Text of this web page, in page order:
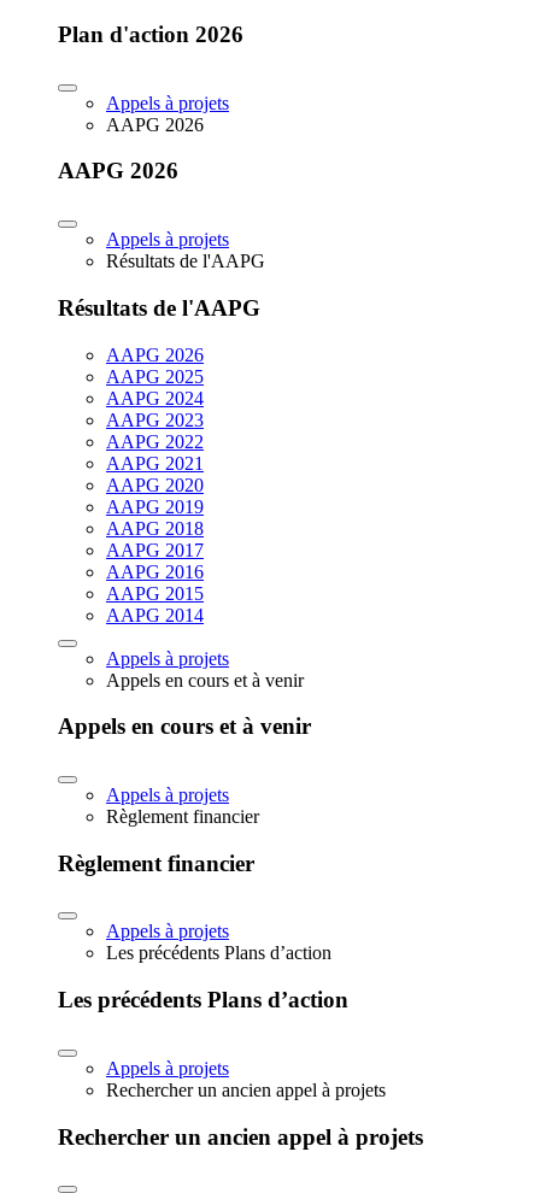
Plan d'action 2026
Appels à projets
AAPG 2026
AAPG 2026
Appels à projets
Résultats de l'AAPG
Résultats de l'AAPG
AAPG 2026
AAPG 2025
AAPG 2024
AAPG 2023
AAPG 2022
AAPG 2021
AAPG 2020
AAPG 2019
AAPG 2018
AAPG 2017
AAPG 2016
AAPG 2015
AAPG 2014
Appels à projets
Appels en cours et à venir
Appels en cours et à venir
Appels à projets
Règlement financier
Règlement financier
Appels à projets
Les précédents Plans d’action
Les précédents Plans d’action
Appels à projets
Rechercher un ancien appel à projets
Rechercher un ancien appel à projets